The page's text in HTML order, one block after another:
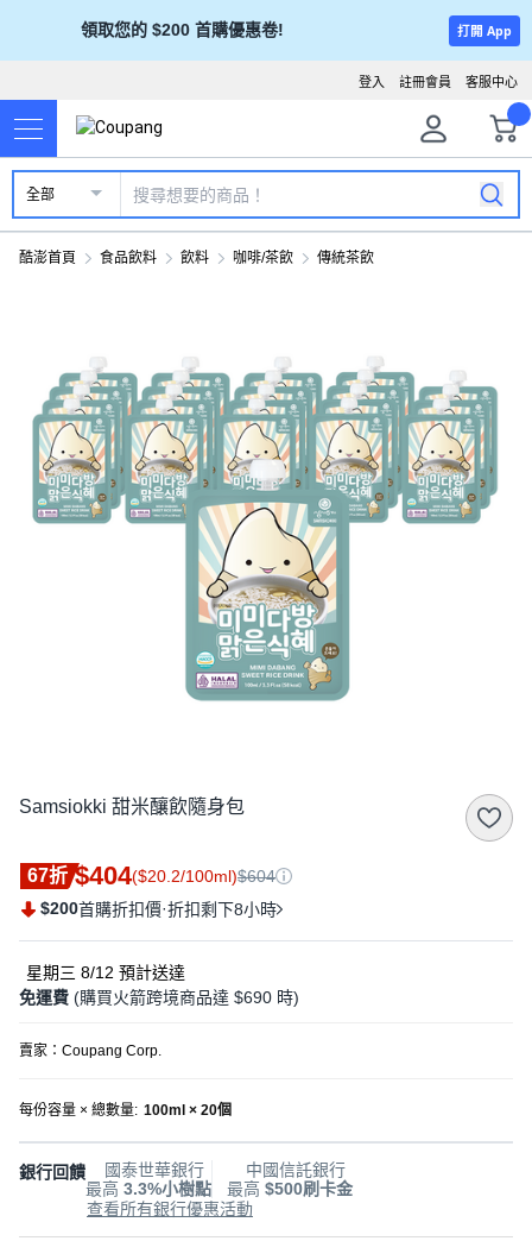
領取您的 $200 首購優惠卷! 打開 App
客服中心
註冊會員
登入
全部
酷澎首頁 食品飲料 飲料 咖啡/茶飲 傳統茶飲
Samsiokki 甜米釀飲隨身包
67折 $404($20.2/100ml)$604
$200首購折扣價·折扣剩下8小時
星期三 8/12 預計送達
免運費 (購買火箭跨境商品達 $690 時)
賣家： Coupang Corp.
每份容量 × 總數量: 100ml × 20個
銀行回饋
國泰世華銀行
最高 3.3%小樹點
中國信託銀行
最高 $500刷卡金
查看所有銀行優惠活動